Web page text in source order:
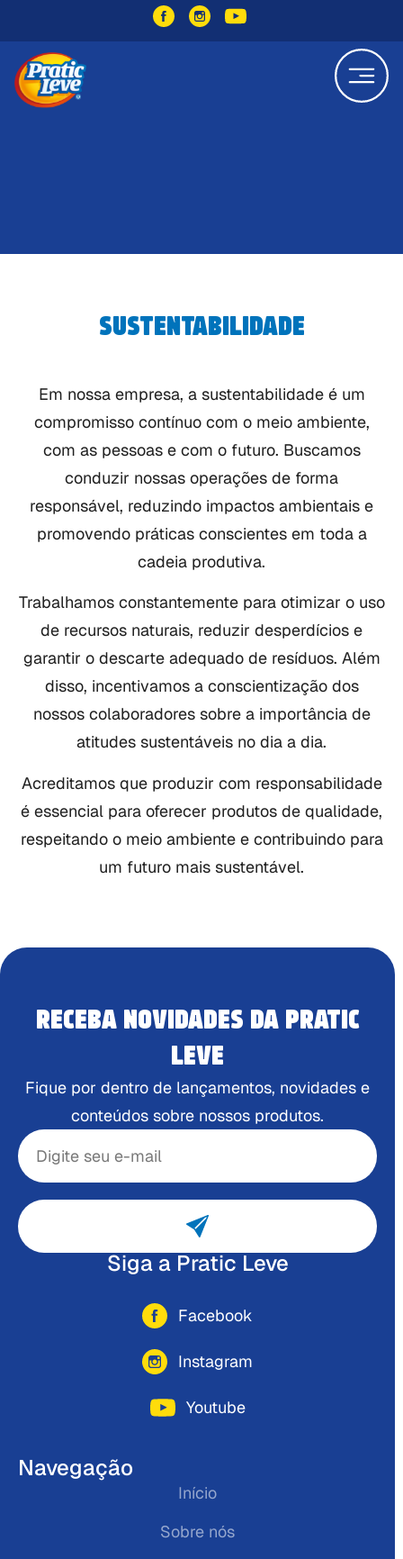
SUSTENTABILIDADE
Em nossa empresa, a sustentabilidade é um
compromisso contínuo com o meio ambiente,
com as pessoas e com o futuro. Buscamos
conduzir nossas operações de forma
responsável, reduzindo impactos ambientais e
promovendo práticas conscientes em toda a
cadeia produtiva.
Trabalhamos constantemente para otimizar o uso
de recursos naturais, reduzir desperdícios e
garantir o descarte adequado de resíduos. Além
disso, incentivamos a conscientização dos
nossos colaboradores sobre a importância de
atitudes sustentáveis no dia a dia.
Acreditamos que produzir com responsabilidade
é essencial para oferecer produtos de qualidade,
respeitando o meio ambiente e contribuindo para
um futuro mais sustentável.
RECEBA NOVIDADES DA PRATIC
LEVE
Fique por dentro de lançamentos, novidades e
conteúdos sobre nossos produtos.
Siga a Pratic Leve
Facebook
Instagram
Youtube
Navegação
Início
Sobre nós